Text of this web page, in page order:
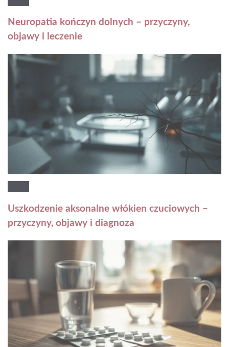
Neuropatia kończyn dolnych – przyczyny,
objawy i leczenie
Uszkodzenie aksonalne włókien czuciowych –
przyczyny, objawy i diagnoza